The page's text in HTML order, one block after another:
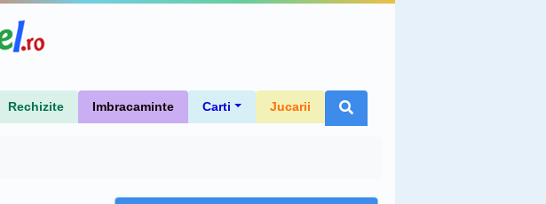
Rechizite Imbracaminte Carti Jucarii